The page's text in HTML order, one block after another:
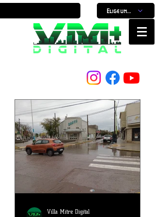
Elige un horario
Villa Mitre Digital